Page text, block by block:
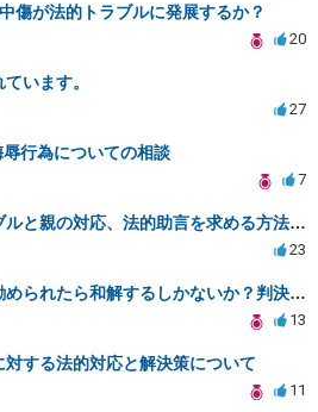
傷が法的トラブルに発展するか？
20
います。
27
行為についての相談
7
・子供同士のトラブルと親の対応、法的助言を求める方法は？
23
民事裁判で和解を勧められたら和解するしかないか？判決で大きく結果が変わることはありますか？
13
する法的対応と解決策について
11